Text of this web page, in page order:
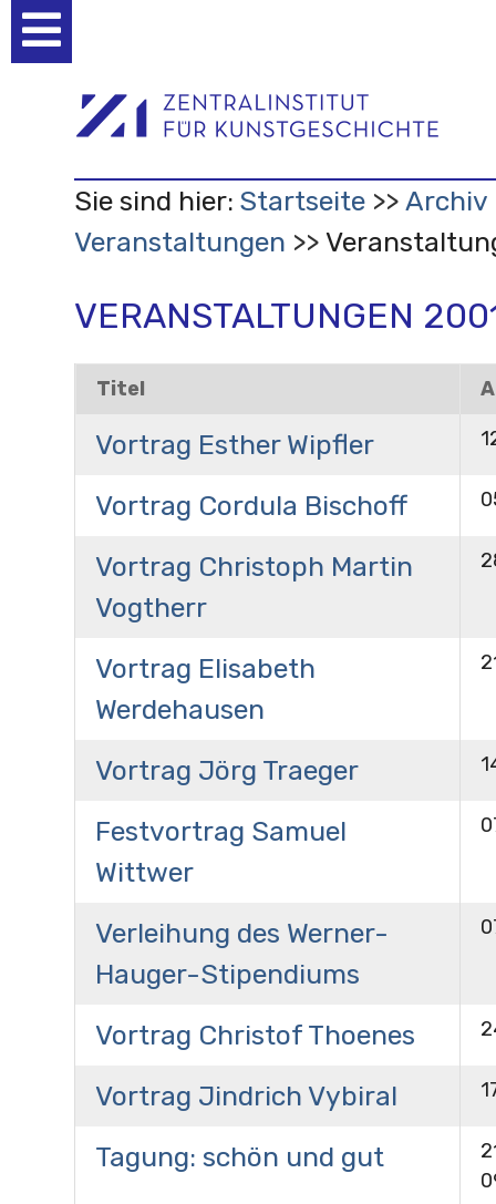
Werkzeuge
Sie sind hier: Startseite
Archiv
Veranstaltungen
VERANSTALTUNGEN
Titel
Vortrag Esther Wipfler
Vortrag Cordula Bischoff
Vortrag Christoph Martin
Vogtherr
Vortrag Elisabeth
Werdehausen
Vortrag Jörg Traeger
Festvortrag Samuel
Wittwer
Verleihung des Werner-
Hauger-Stipendiums
Vortrag Christof Thoenes
Vortrag Jindrich Vybiral
Tagung: schön und gut